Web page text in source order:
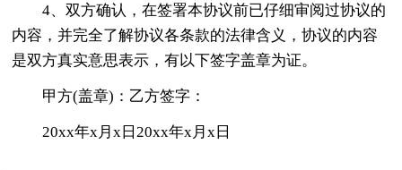
4、双方确认，在签署本协议前已仔细审阅过协议的
内容，并完全了解协议各条款的法律含义，协议的内容
是双方真实意思表示，有以下签字盖章为证。
甲方(盖章)：乙方签字：
20xx年x月x日20xx年x月x日